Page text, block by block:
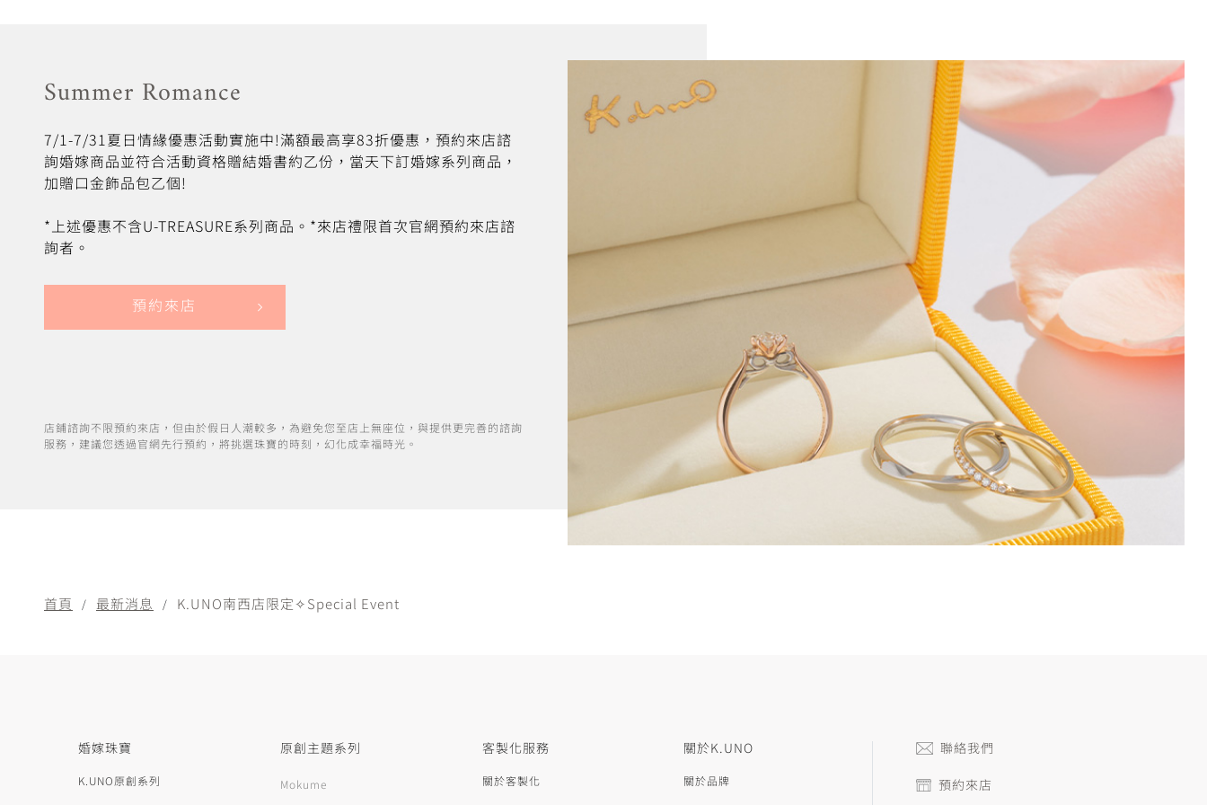
Summer Romance
7/1-7/31夏日情緣優惠活動實施中!滿額最高享83折優惠，預約來店諮
詢婚嫁商品並符合活動資格贈結婚書約乙份，當天下訂婚嫁系列商品，
加贈口金飾品包乙個!
*上述優惠不含U-TREASURE系列商品。*來店禮限首次官網預約來店諮
詢者。
預約來店
店鋪諮詢不限預約來店，但由於假日人潮較多，為避免您至店上無座位，與提供更完善的諮詢
服務，建議您透過官網先行預約，將挑選珠寶的時刻，幻化成幸福時光。
首頁 最新消息 K.UNO南西店限定✧Special Event
婚嫁珠寶
K.UNO原創系列
原創主題系列
Mokume
客製化服務
關於客製化
關於K.UNO
關於品牌
聯絡我們
預約來店